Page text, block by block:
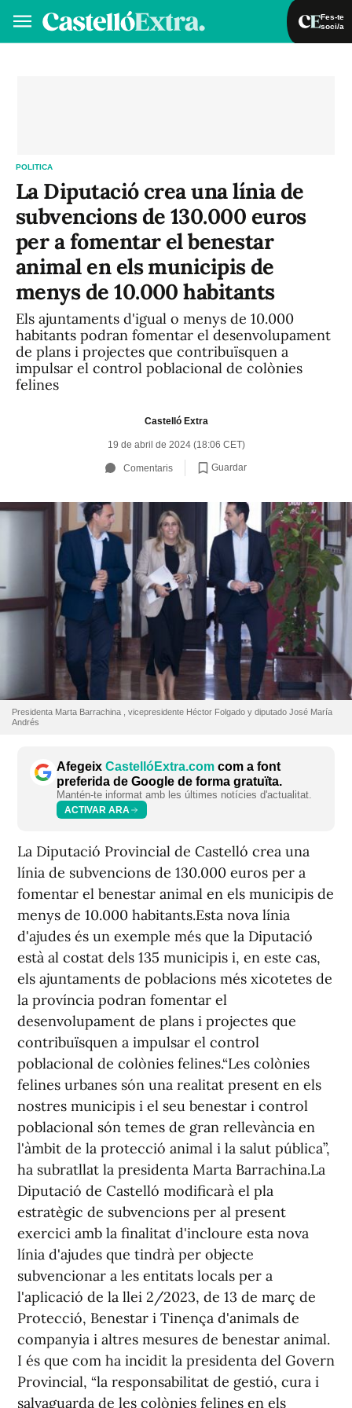
Fes-te
soci/a
POLITICA
La Diputació crea una línia de
subvencions de 130.000 euros
per a fomentar el benestar
animal en els municipis de
menys de 10.000 habitants
Els ajuntaments d'igual o menys de 10.000
habitants podran fomentar el desenvolupament
de plans i projectes que contribuïsquen a
impulsar el control poblacional de colònies
felines
Castelló Extra
19 de abril de 2024 (18:06 CET)
Comentaris Guardar
Presidenta Marta Barrachina , vicepresidente Héctor Folgado y diputado José María
Andrés
Afegeix CastellóExtra.com com a font
preferida de Google de forma gratuïta.
Mantén-te informat amb les últimes notícies d'actualitat.
ACTIVAR ARA
La Diputació Provincial de Castelló crea una
línia de subvencions de 130.000 euros per a
fomentar el benestar animal en els municipis de
menys de 10.000 habitants.Esta nova línia
d'ajudes és un exemple més que la Diputació
està al costat dels 135 municipis i, en este cas,
els ajuntaments de poblacions més xicotetes de
la província podran fomentar el
desenvolupament de plans i projectes que
contribuïsquen a impulsar el control
poblacional de colònies felines.“Les colònies
felines urbanes són una realitat present en els
nostres municipis i el seu benestar i control
poblacional són temes de gran rellevància en
l'àmbit de la protecció animal i la salut pública”,
ha subratllat la presidenta Marta Barrachina.La
Diputació de Castelló modificarà el pla
estratègic de subvencions per al present
exercici amb la finalitat d'incloure esta nova
línia d'ajudes que tindrà per objecte
subvencionar a les entitats locals per a
l'aplicació de la llei 2/2023, de 13 de març de
Protecció, Benestar i Tinença d'animals de
companyia i altres mesures de benestar animal.
I és que com ha incidit la presidenta del Govern
Provincial, “la responsabilitat de gestió, cura i
salvaguarda de les colònies felines en els